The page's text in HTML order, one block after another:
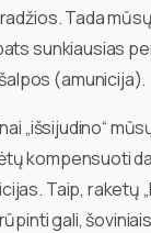
Tada
sunkiausias
(amunicija).
„išsijudino“
kompensuoti
Taip, raketų
gali,